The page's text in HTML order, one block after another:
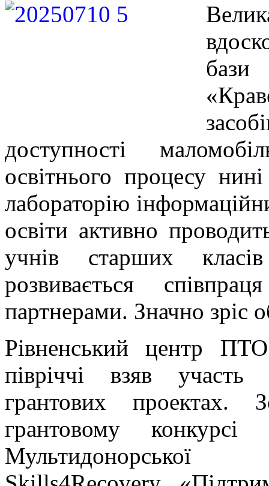
доступності
освітнього процесу
лабораторію
освіти активно
учнів старших
розвивається
партнерами. Значно зріс
Рівненський центр
півріччі взяв участь
грантових проектах.
грантовому
Мультидонорської